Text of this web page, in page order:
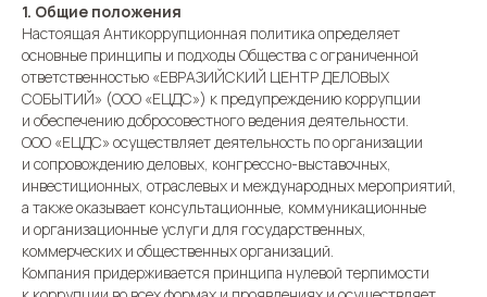
1. Общие положения
Настоящая Антикоррупционная политика определяет
основные принципы и подходы Общества с ограниченной
ответственностью «ЕВРАЗИЙСКИЙ ЦЕНТР ДЕЛОВЫХ
СОБЫТИЙ» (ООО «ЕЦДС») к предупреждению коррупции
и обеспечению добросовестного ведения деятельности.
ООО «ЕЦДС» осуществляет деятельность по организации
и сопровождению деловых, конгрессно-выставочных,
инвестиционных, отраслевых и международных мероприятий,
а также оказывает консультационные, коммуникационные
и организационные услуги для государственных,
коммерческих и общественных организаций.
Компания придерживается принципа нулевой терпимости